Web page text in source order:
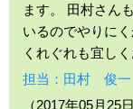
ます。 田村さん
いるのでやりに
くれぐれも宜し
担当：田村 俊一
（2017年05月25日